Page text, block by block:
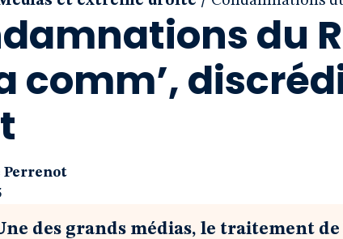
du
comm’,
Perrenot
des grands médias, le traitement